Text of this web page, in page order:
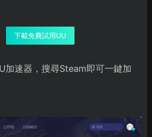
下載免費試用UU
加速器，搜尋Steam即可一鍵加